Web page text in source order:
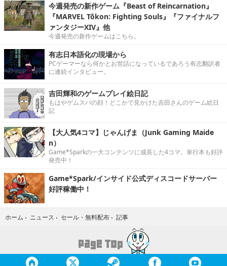
今週発売の新作ゲーム『Beast of Reincarnation』
『MARVEL Tōkon: Fighting Souls』『ファイナルフ
ァンタジーXIV』他
今週発売の新作ゲームはこちら。
有志日本語化の現場から
PCゲーマーなら何かとお世話になっているであろう有志翻訳者
に連続インタビュー。
吉田輝和のゲームプレイ絵日記
もはやゲムスパの顔！どこかで見かけた吉田さんのゲーム絵日
記
【大人気4コマ】じゃんげま（Junk Gaming Maide
n）
Game*Sparkの一大コンテンツに成長した4コマ。単行本も好評
発売中！
Game*Spark/インサイド公式ディスコードサーバー
好評稼働中！
ホーム › ニュース › セール・無料配布 › 記事